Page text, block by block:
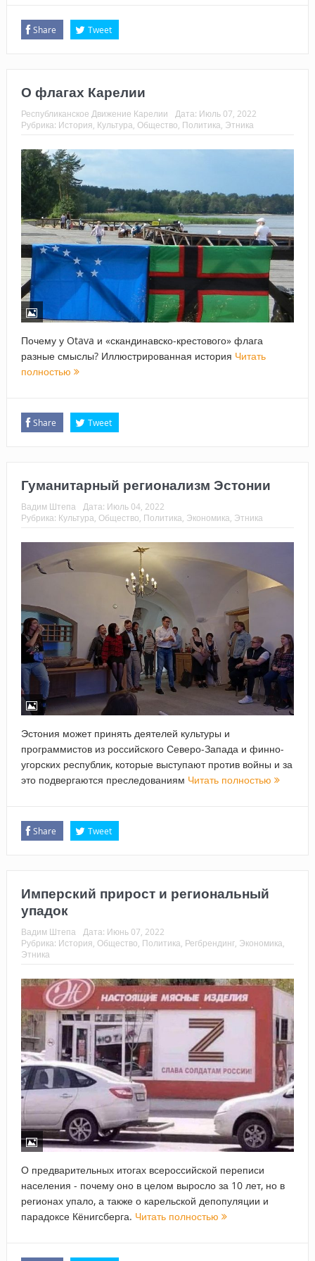
Share Tweet
О флагах Карелии
Республиканское Движение Карелии Дата: Июль 07, 2022
Рубрика: История, Культура, Общество, Политика, Этника
Почему у Otava и «скандинавско-крестового» флага
разные смыслы? Иллюстрированная история Читать
полностью
Share Tweet
Гуманитарный регионализм Эстонии
Вадим Штепа Дата: Июль 04, 2022
Рубрика: Культура, Общество, Политика, Экономика, Этника
Эстония может принять деятелей культуры и
программистов из российского Северо-Запада и финно-
угорских республик, которые выступают против войны и за
это подвергаются преследованиям Читать полностью
Share Tweet
Имперский прирост и региональный
упадок
Вадим Штепа Дата: Июнь 07, 2022
Рубрика: История, Общество, Политика, Регбрендинг, Экономика,
Этника
О предварительных итогах всероссийской переписи
населения - почему оно в целом выросло за 10 лет, но в
регионах упало, а также о карельской депопуляции и
парадоксе Кёнигсберга. Читать полностью